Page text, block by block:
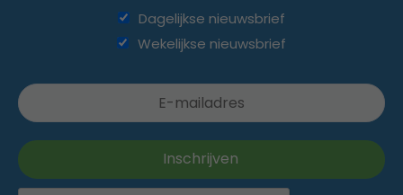
Dagelijkse nieuwsbrief
Wekelijkse nieuwsbrief